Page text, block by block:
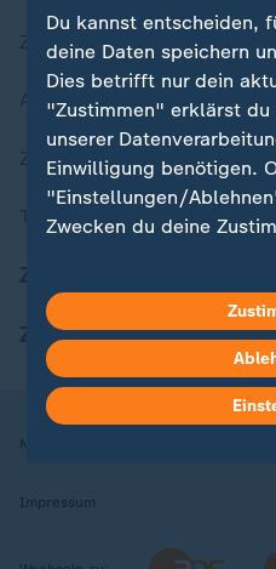
Zuletzt veröffentlicht
Aktuelle Sendungs-Videos
ZDFheute Stories
Themen im Überblick
ZDFheute Apps
Nutzungsbedingungen
Impressum
Du kannst entscheiden,
deine Daten speichern
Dies betrifft nur dein
"Zustimmen" erklärst du
unserer
Einwilligung benötigen.
"Einstellungen/
Zwecken du deine
in deinen Einstellungen
Hier findest du das
Weitere Informationen
Datenschutzerklärung.